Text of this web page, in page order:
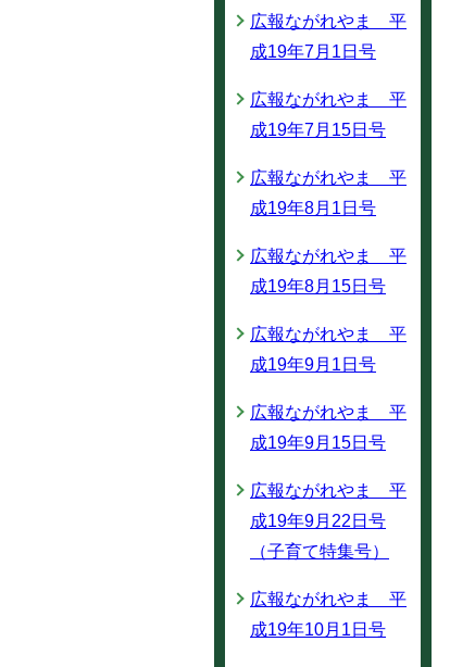
広報ながれやま 平
成19年7月1日号
広報ながれやま 平
成19年7月15日号
広報ながれやま 平
成19年8月1日号
広報ながれやま 平
成19年8月15日号
広報ながれやま 平
成19年9月1日号
広報ながれやま 平
成19年9月15日号
広報ながれやま 平
成19年9月22日号
（子育て特集号）
広報ながれやま 平
成19年10月1日号